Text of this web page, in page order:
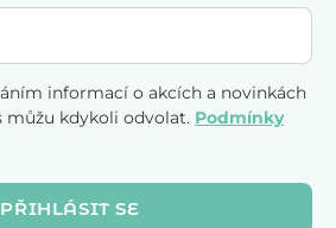
informací o akcích a novinkách
můžu kdykoli odvolat. Podmínky
PŘIHLÁSIT SE